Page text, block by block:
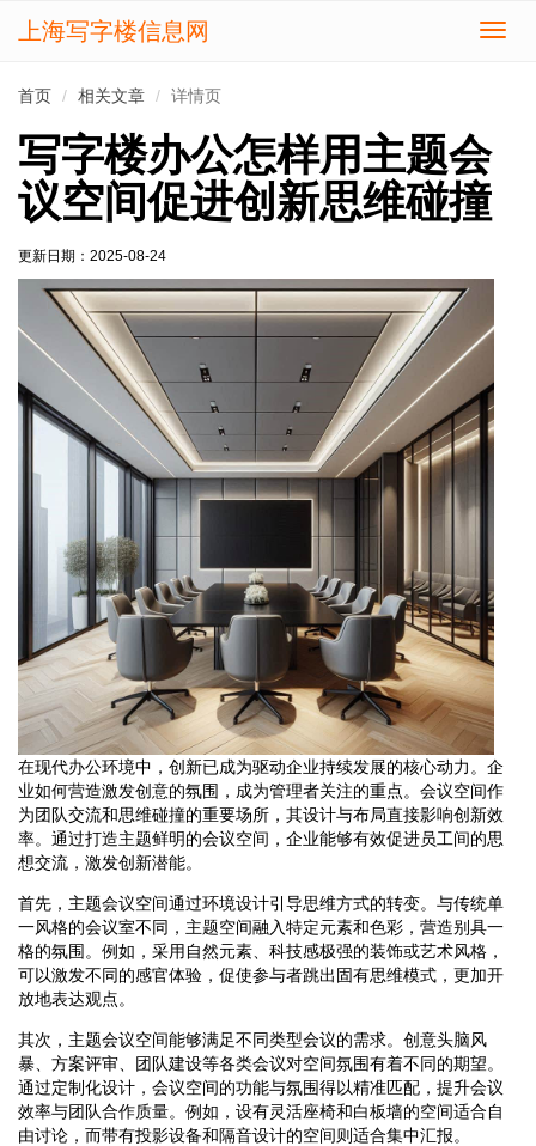
切
上海写字楼信息网
首页 相关文章 详情页
写字楼办公怎样用主题会
议空间促进创新思维碰撞
更新日期： 2025-08-24
在现代办公环境中，创新已成为驱动企业持续发展的核心动力。企
业如何营造激发创意的氛围，成为管理者关注的重点。会议空间作
为团队交流和思维碰撞的重要场所，其设计与布局直接影响创新效
率。通过打造主题鲜明的会议空间，企业能够有效促进员工间的思
想交流，激发创新潜能。
首先，主题会议空间通过环境设计引导思维方式的转变。与传统单
一风格的会议室不同，主题空间融入特定元素和色彩，营造别具一
格的氛围。例如，采用自然元素、科技感极强的装饰或艺术风格，
可以激发不同的感官体验，促使参与者跳出固有思维模式，更加开
放地表达观点。
其次，主题会议空间能够满足不同类型会议的需求。创意头脑风
暴、方案评审、团队建设等各类会议对空间氛围有着不同的期望。
通过定制化设计，会议空间的功能与氛围得以精准匹配，提升会议
效率与团队合作质量。例如，设有灵活座椅和白板墙的空间适合自
由讨论，而带有投影设备和隔音设计的空间则适合集中汇报。